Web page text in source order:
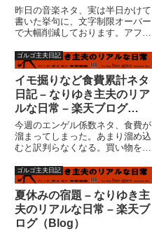
昨日の音楽ネタ、実は半日かけて
書いた挙句に、文字制限オーバー
で大幅削減しております。アフィ
方は、こちらをクリック！いや、
その通りなんですが・・・(^_^;)
実は私、音楽に関する話題は控え
ていた部分が多々あります...
ゴルゴ主夫日記
イモ掘りなど食費累計ネタ
日記 – なりゆき主夫のリア
ルな日常 – 楽天ブログ
（Blog）
今週のエンゲル係数ネタ、食費が
溜まってしまった。あまり溜め込
むと訳判らなくなる。買い物をす
（というより実際は妻の方が多い
かも・・・）マズイ！スーパーの
レシート入れたまま洗濯してしま
った！パリパリに乾燥したレシ
ー...
ゴルゴ主夫日記
夏休みの宿題 – なりゆき主
夫のリアルな日常 – 楽天ブ
ログ（Blog）